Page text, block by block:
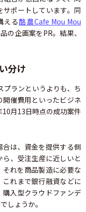
ポートしています。同
える酪農Cafe Mou Mou
の企画案をPR。結果、
分け
ランというよりも、ち
催費用といったビジネ
月13日時点の成功案件
は、資金を提供する側
、受注生産に近しいと
れを商品製造に必要な
れまで銀行融資などに
入型クラウドファンデ
しょうか。